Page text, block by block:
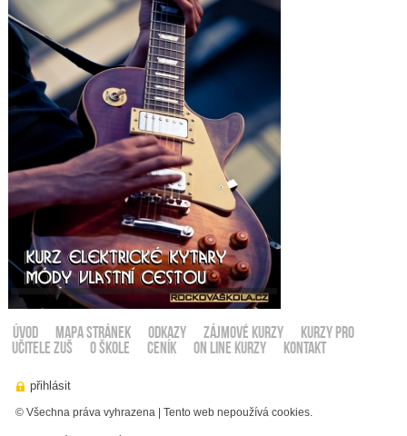
ÚVOD Mapa stránek Odkazy ZÁJMOVÉ KURZY
KURZY PRO
UČITELE ZUŠ
O ŠKOLE CENÍK ON LINE KURZY KONTAKT
© Všechna práva vyhrazena | Tento web nepoužívá cookies.